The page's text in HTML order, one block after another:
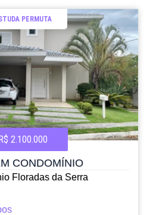
PERMUTA
2.100.000
CONDOMÍNIO
Floradas da Serra